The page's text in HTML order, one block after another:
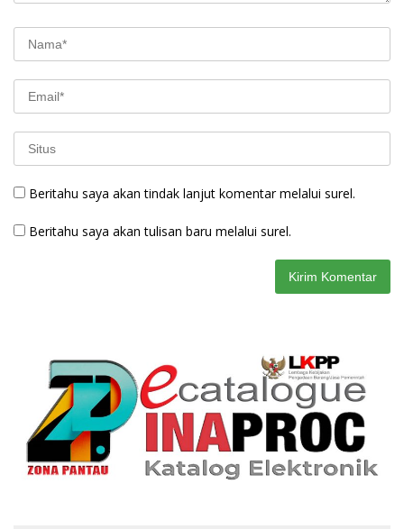
Beritahu saya akan tindak lanjut komentar melalui surel.
Beritahu saya akan tulisan baru melalui surel.